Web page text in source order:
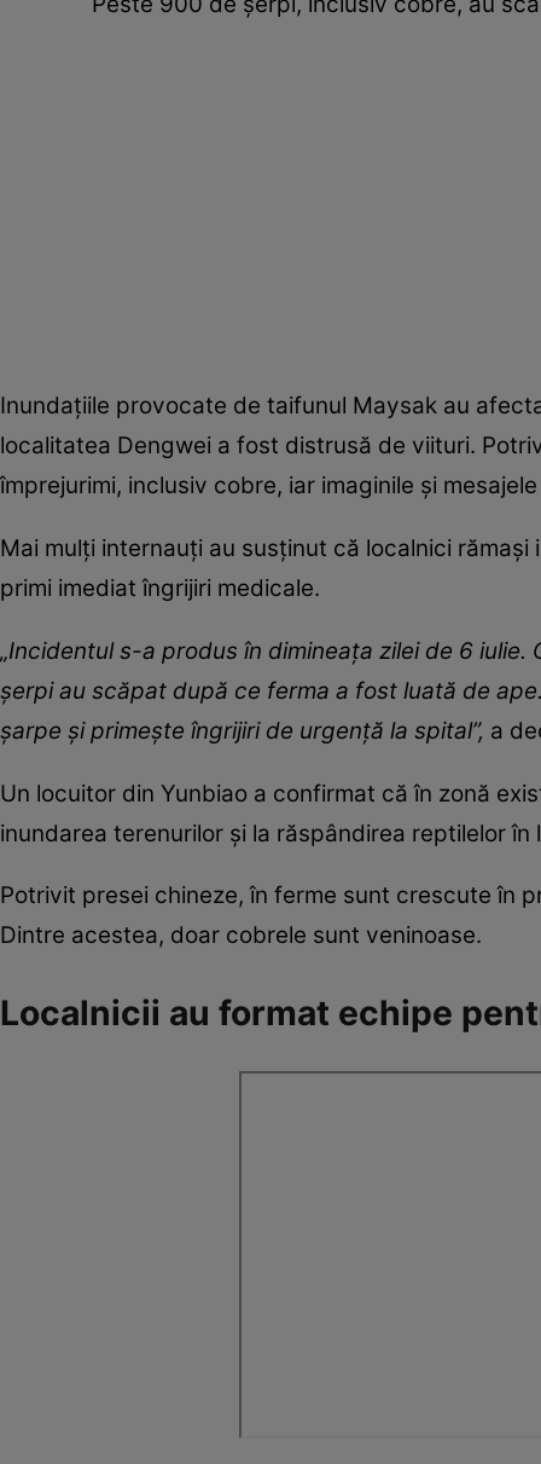
Inundațiile provocate de taifunul Maysak au
localitatea Dengwei a fost distrusă de viituri.
împrejurimi, inclusiv cobre, iar imaginile și
Mai mulți internauți au susținut că localnici
primi imediat îngrijiri medicale.
„Incidentul s-a produs în dimineața zilei de 6
șerpi au scăpat după ce ferma a fost luată de
șarpe și primește îngrijiri de urgență la spital”, a
Un locuitor din Yunbiao a confirmat că în zonă
inundarea terenurilor și la răspândirea reptilelor
Potrivit presei chineze, în ferme sunt crescute în
Dintre acestea, doar cobrele sunt veninoase.
Localnicii au format echipe